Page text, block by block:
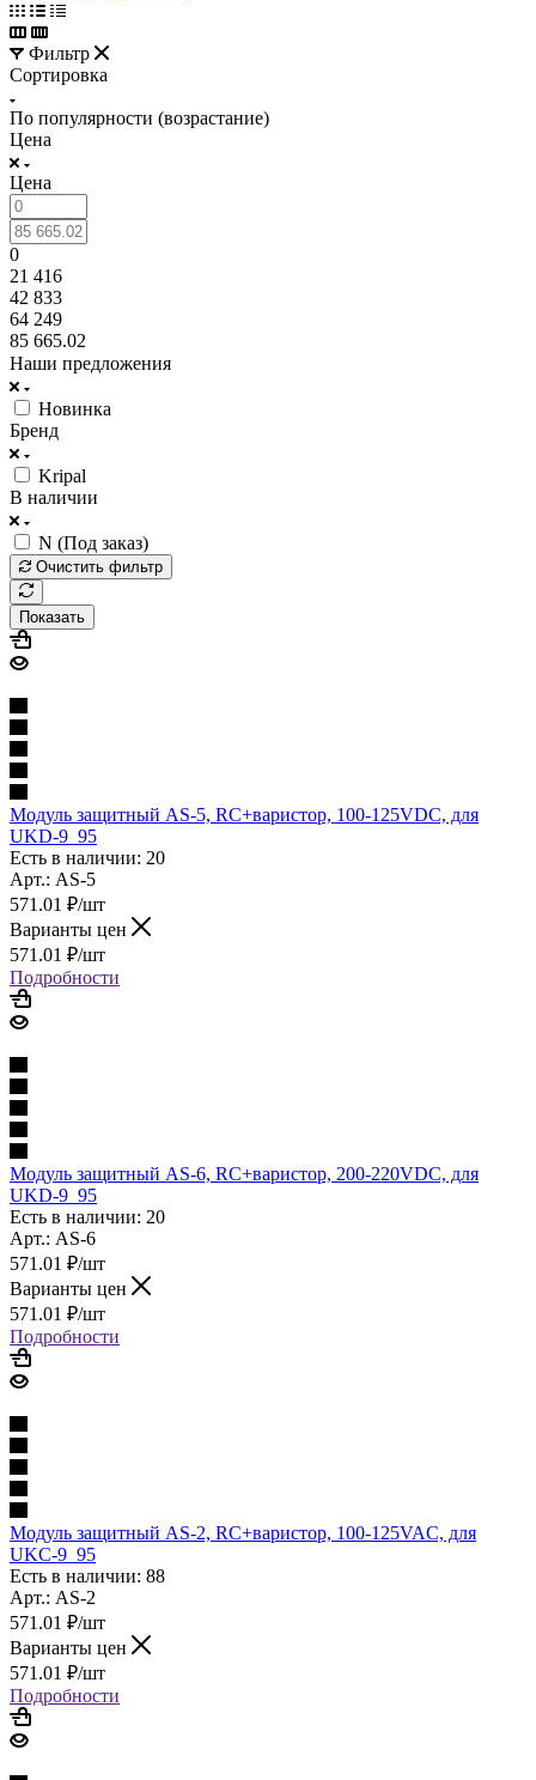
Фильтр
Сортировка
По популярности (возрастание)
Цена
Цена
0
21 416
42 833
64 249
85 665.02
Наши предложения
Новинка
Бренд
Kripal
В наличии
N (Под заказ)
Очистить фильтр
Показать
Модуль защитный AS-5, RC+варистор, 100-125VDC, для
UKD-9_95
Есть в наличии: 20
Арт.: AS-5
571.01 ₽/шт
Варианты цен
571.01 ₽/шт
Подробности
Модуль защитный AS-6, RC+варистор, 200-220VDC, для
UKD-9_95
Есть в наличии: 20
Арт.: AS-6
571.01 ₽/шт
Варианты цен
571.01 ₽/шт
Подробности
Модуль защитный AS-2, RC+варистор, 100-125VAC, для
UKC-9_95
Есть в наличии: 88
Арт.: AS-2
571.01 ₽/шт
Варианты цен
571.01 ₽/шт
Подробности